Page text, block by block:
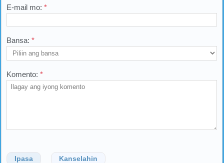
E-mail mo: *
Bansa: *
Komento: *
Ipasa Kanselahin